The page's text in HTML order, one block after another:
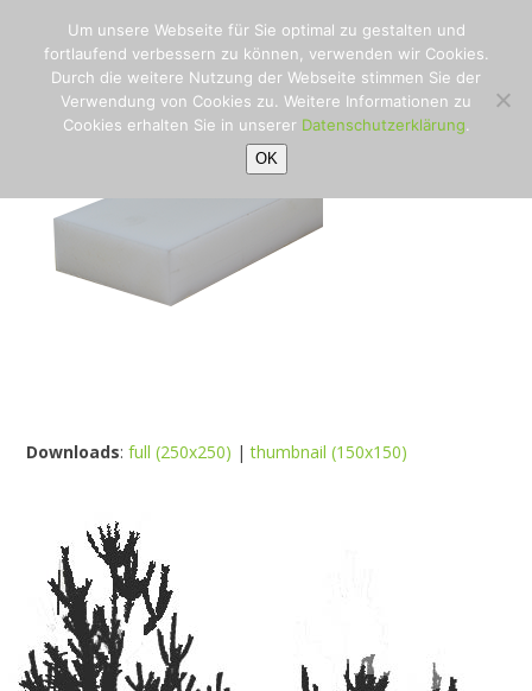
content
Open
mobile
menu
Close
mobile
menu
PE-HD weiß
Startseite»Rohstoffe»PE-HD weiß
Downloads:full (250x250) |thumbnail (150x150)
Um unsere Webseite für Sie optimal zu gestalten und
fortlaufend verbessern zu können, verwenden wir Cookies.
Durch die weitere Nutzung der Webseite stimmen Sie der
Verwendung von Cookies zu. Weitere Informationen zu
Cookies erhalten Sie in unserer Datenschutzerklärung
OK